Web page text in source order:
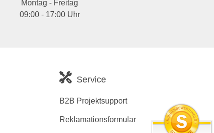
Montag - Freitag
09:00 - 17:00 Uhr
Service
B2B Projektsupport
Reklamationsformular